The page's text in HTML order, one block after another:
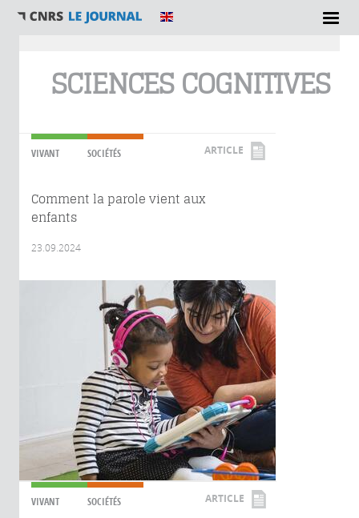
SCIENCES COGNITIVES
VIVANT SOCIÉTÉS ARTICLE
Comment la parole vient aux
enfants
23.09.2024
VIVANT SOCIÉTÉS ARTICLE